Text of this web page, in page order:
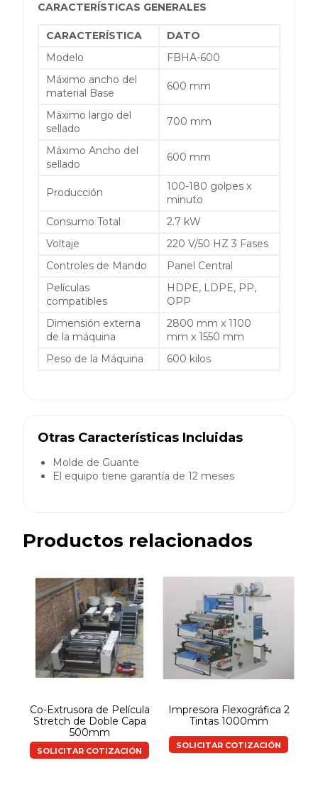
CARACTERÍSTICAS GENERALES
CARACTERÍSTICA
DATO
Modelo
FBHA-600
Máximo ancho del
material Base
600 mm
Máximo largo del
sellado
700 mm
Máximo Ancho del
sellado
600 mm
Producción
100-180 golpes x
minuto
Consumo Total
2.7 kW
Voltaje
220 V/50 HZ 3 Fases
Controles de Mando
Panel Central
Películas
compatibles
HDPE, LDPE, PP,
OPP
Dimensión externa
de la máquina
2800 mm x 1100
mm x 1550 mm
Peso de la Máquina
600 kilos
Otras Características Incluidas
Molde de Guante
El equipo tiene garantía de 12 meses
Productos relacionados
Co-Extrusora de Película
Stretch de Doble Capa
500mm
SOLICITAR COTIZACIÓN
Impresora Flexográfica 2
Tintas 1000mm
SOLICITAR COTIZACIÓN